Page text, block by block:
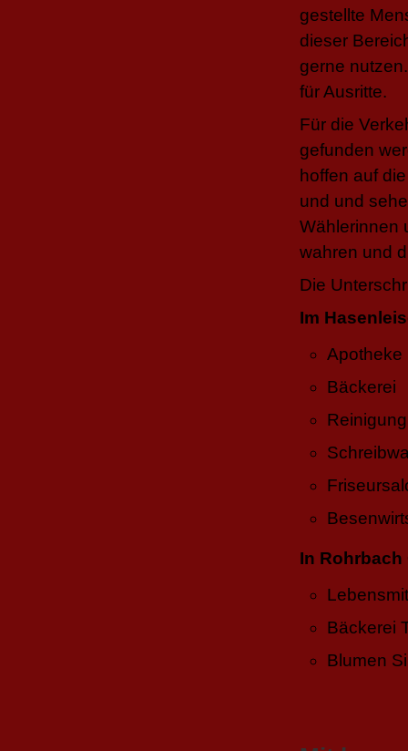
gestellte
dieser
gerne
für Ausritte.
Für die
gefunden
hoffen auf
und und
Wählerinnen
wahren und
Die
Im
Apotheke
Bäckerei
Reinigung
In Rohrbach
Bäckerei
Blumen